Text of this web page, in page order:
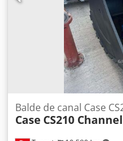
Balde de canal Case
Case CS210